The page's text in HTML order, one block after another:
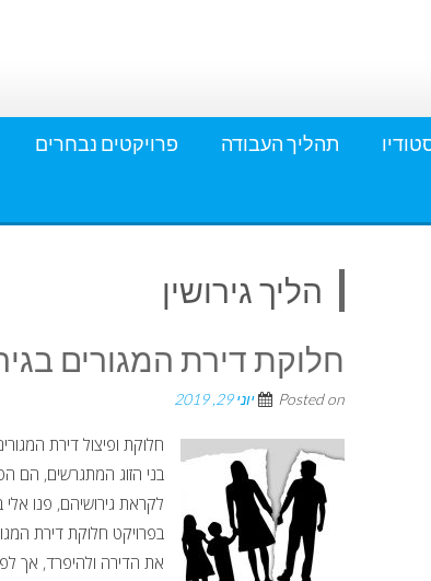
תהליך העבודה פרויקטים נבחרים
הליך גירושין
חלוקת דירת המגורים
Posted on יוני 29, 2019
חלוקת ופיצול דירת
בני הזוג המתגרשים, הם
לקראת גירושיהם, פנו אלי
בפרויקט חלוקת דירת
את הדירה ולהיפרד, אך